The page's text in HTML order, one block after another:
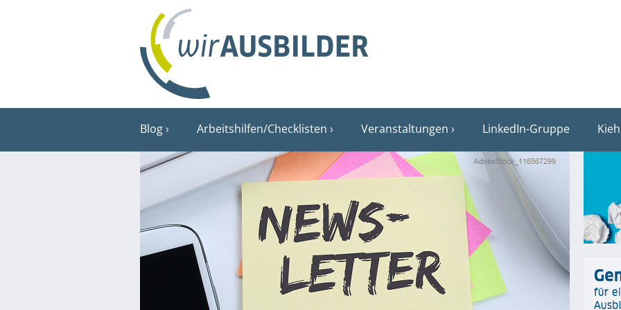
Blog Arbeitshilfen/Checklisten Veranstaltungen LinkedIn-Gruppe